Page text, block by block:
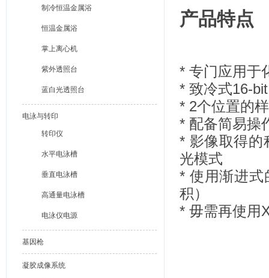
制冷恒温金属浴
恒温金属浴
掌上离心机
紫外透照台
蓝白光透照台
电泳与转印
转印仪
水平电泳槽
垂直电泳槽
高通量电泳槽
电泳仪电源
基因枪
凝胶成像系统
产品特点
* 专门应用于
* 致冷式16-
* 2个位置的
* 配备简易操
* 影像取得的
光模式
* 使用渐进式
积）
* 毋需再使用